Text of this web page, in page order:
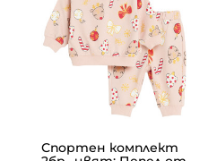
Спортен комплект